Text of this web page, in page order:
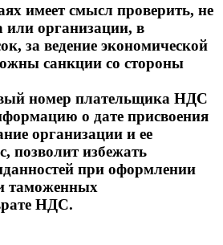
имеет смысл проверить, не
организации, в
за ведение экономической
санкции со стороны
номер плательщика НДС
о дате присвоения
организации и ее
позволит избежать
при оформлении
таможенных
НДС.